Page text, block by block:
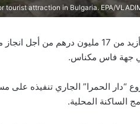
tourist attraction in Bulgaria. EPA/
تمت تعبئة أزيد من 17 مليون
جهة فاس مكناس.
“دار الحمرا” الجاري تنفيذه على
الساكنة المحلية.